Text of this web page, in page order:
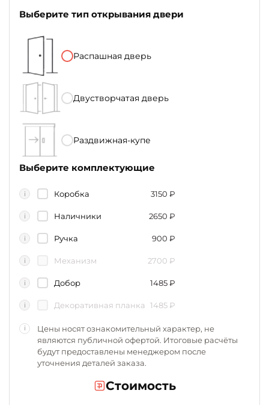
Выберите тип открывания двери
Распашная дверь
Двустворчатая дверь
Раздвижная-купе
Выберите комплектующие
i Коробка 3150 ₽
i Наличники 2650 ₽
i Ручка 900 ₽
i Механизм 2700 ₽
i Добор 1485₽
i Декоративная планка 1485 ₽
i
Цены носят ознакомительный характер, не
являются публичной офертой. Итоговые расчёты
будут предоставлены менеджером после
уточнения деталей заказа.
Стоимость